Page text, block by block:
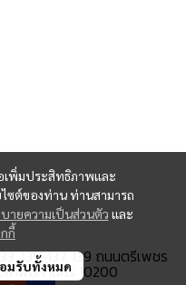
เพิ่มประสิทธิภาพและ
ซต์ของท่าน ท่านสามารถ
ายความเป็นส่วนตัว และ
กี้
มรับทั้งหมด
135-137, 139 ถนนตรีเพชร
ทพมหานคร 10200